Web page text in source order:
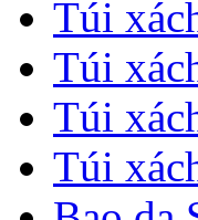
Túi
Túi
Túi
Túi